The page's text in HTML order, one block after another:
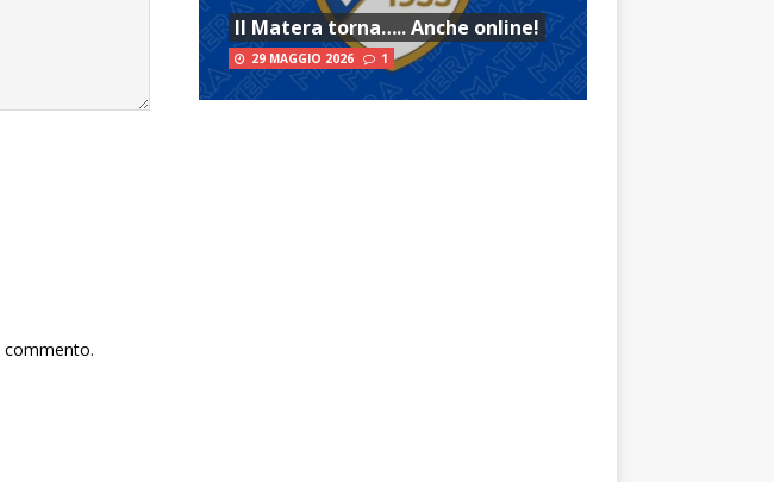
commento.
Il Matera torna….. Anche online!
29 MAGGIO 2026 1